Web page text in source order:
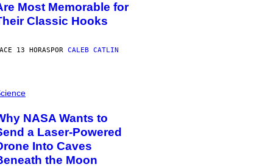
Most Memorable for
Classic Hooks
13 HORASPOR CALEB CATLIN
NASA Wants to
a Laser-Powered
Into Caves
the Moon